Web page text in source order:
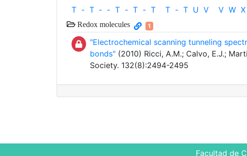
T - T ‐ - T - T - T T - T U V V W X
Redox molecules 1
"Electrochemical scanning tunneling
bonds" (2010) Ricci, A.M.; Calvo, E.J.;
Society. 132(8):2494-2495
Facultad de